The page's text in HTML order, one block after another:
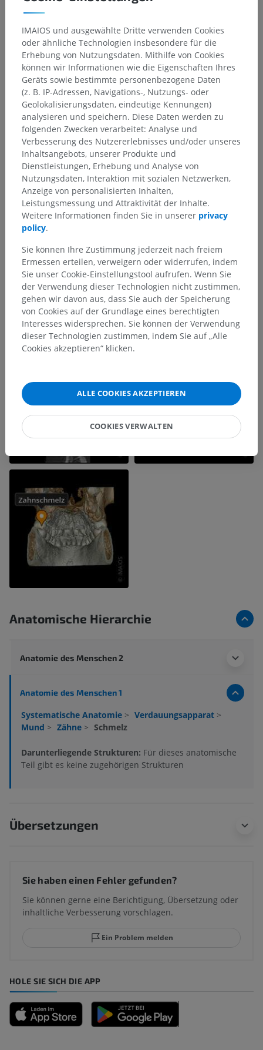
Anatomische Hierarchie
Anatomie des Menschen 2
Anatomie des Menschen 1
Systematische Anatomie > Verdauungsapparat >
Mund > Zähne > Schmelz
Darunterliegende Strukturen: Für dieses anatomische
Teil gibt es keine zugehörigen Strukturen
Übersetzungen
Sie haben einen Fehler gefunden?
Sie können gerne eine Berichtigung, Übersetzung oder
inhaltliche Verbesserung vorschlagen.
Ein Problem melden
HOLE SIE SICH DIE APP
IMAIOS und ausgewählte Dritte verwenden Cookies
oder ähnliche Technologien insbesondere für die
Erhebung von Nutzungsdaten. Mithilfe von Cookies
können wir Informationen wie die Eigenschaften Ihres
Geräts sowie bestimmte personenbezogene Daten
(z. B. IP-Adressen, Navigations-, Nutzungs- oder
Geolokalisierungsdaten, eindeutige Kennungen)
analysieren und speichern. Diese Daten werden zu
folgenden Zwecken verarbeitet: Analyse und
Verbesserung des Nutzererlebnisses und/oder unseres
Inhaltsangebots, unserer Produkte und
Dienstleistungen, Erhebung und Analyse von
Nutzungsdaten, Interaktion mit sozialen Netzwerken,
Anzeige von personalisierten Inhalten,
Leistungsmessung und Attraktivität der Inhalte.
Weitere Informationen finden Sie in unserer privacy
policy.
Sie können Ihre Zustimmung jederzeit nach freiem
Ermessen erteilen, verweigern oder widerrufen, indem
Sie unser Cookie-Einstellungstool aufrufen. Wenn Sie
der Verwendung dieser Technologien nicht zustimmen,
gehen wir davon aus, dass Sie auch der Speicherung
von Cookies auf der Grundlage eines berechtigten
Interesses widersprechen. Sie können der Verwendung
dieser Technologien zustimmen, indem Sie auf „Alle
Cookies akzeptieren“ klicken.
ALLE COOKIES AKZEPTIEREN
COOKIES VERWALTEN